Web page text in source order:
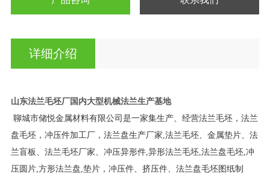
详细介绍
山东法兰毛坯厂国内大型机械法兰生产基地
聊城市储悦金属材料有限公司是一家集生产、经营法兰毛坯，法兰
盘毛坯，冲压件加工厂，法兰盘生产厂家,法兰毛坯、金属垫片、法
兰盲板、法兰毛坯厂家、冲压异形件,异形法兰毛坯,法兰盘毛坯,冲
压圆片,方形法兰盘,垫片，冲压件、挤压件、法兰盘毛坯图纸制